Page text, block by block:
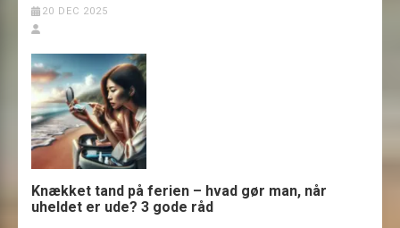
20 DEC 2025
Knækket tand på ferien – hvad gør man, når
uheldet er ude? 3 gode råd